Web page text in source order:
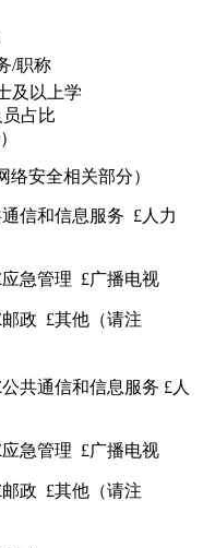
/职称
及以上学
员占比
络安全相关部分）
通信和信息服务 £人力
急管理 £广播电视
政 £其他（请注
公共通信和信息服务 £人
急管理 £广播电视
政 £其他（请注